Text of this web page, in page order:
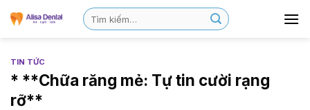
TIN TỨC
* **Chữa răng mẻ: Tự tin cười rạng
rỡ**